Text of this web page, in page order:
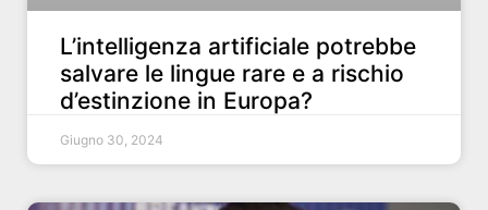
L’intelligenza artificiale potrebbe
salvare le lingue rare e a rischio
d’estinzione in Europa?
Giugno 30, 2024